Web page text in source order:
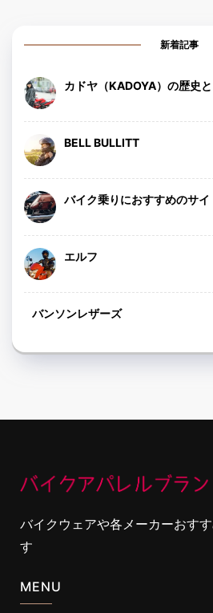
新着記事
カドヤ（KADOYA）の歴史
BELL BULLITT
バイク乗りにおすすめのサイ
エルフ
バンソンレザーズ
バイクウェアや各メーカーおす
す
MENU